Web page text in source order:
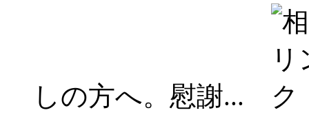
しの方へ。慰謝...